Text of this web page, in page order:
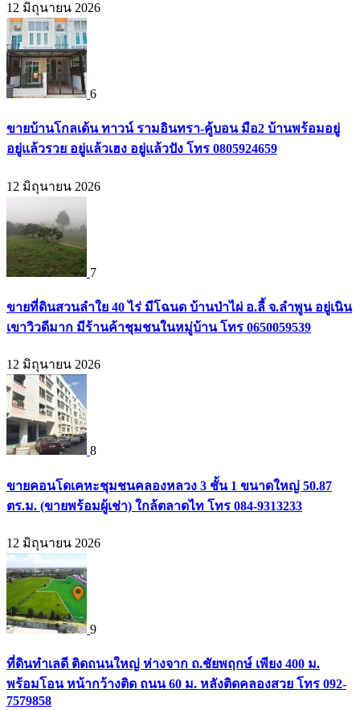
12 มิถุนายน 2026
6
ขายบ้านโกลเด้น ทาวน์ รามอินทรา-คู้บอน มือ2 บ้านพร้อมอยู่
อยู่แล้วรวย อยู่แล้วเฮง อยู่แล้วปัง โทร 0805924659
12 มิถุนายน 2026
7
ขายที่ดินสวนลำใย 40 ไร่ มีโฉนด บ้านป่าไผ่ อ.ลี้ จ.ลำพูน อยู่เนิน
เขาวิวดีมาก มีร้านค้าชุมชนในหมู่บ้าน โทร 0650059539
12 มิถุนายน 2026
8
ขายคอนโดเคหะชุมชนคลองหลวง 3 ชั้น 1 ขนาดใหญ่ 50.87
ตร.ม. (ขายพร้อมผู้เช่า) ใกล้ตลาดไท โทร 084-9313233
12 มิถุนายน 2026
9
ที่ดินทำเลดี ติดถนนใหญ่ ห่างจาก ถ.ชัยพฤกษ์ เพียง 400 ม.
พร้อมโอน หน้ากว้างติด ถนน 60 ม. หลังติดคลองสวย โทร 092-
7579858